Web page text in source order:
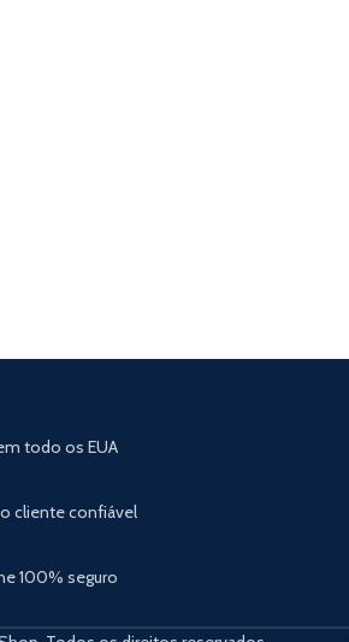
todo os EUA
cliente confiável
100% seguro